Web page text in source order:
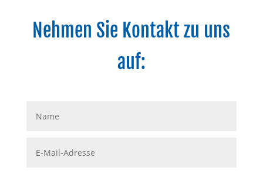
Nehmen Sie Kontakt zu uns
auf: